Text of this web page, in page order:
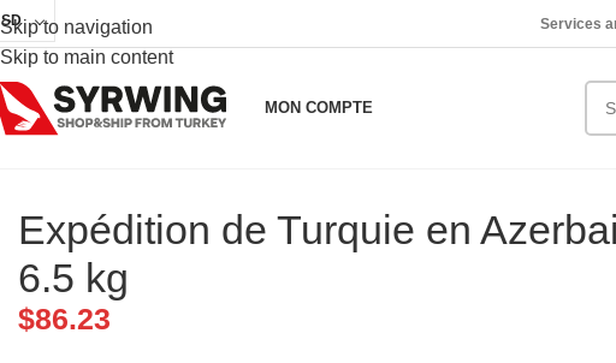
Skip to navigation
Skip to main content
Services
MON COMPTE
Expédition de Turquie en
6.5 kg
$86.23